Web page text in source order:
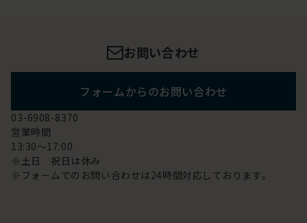
お問い合わせ
フォームからのお問い合わせ
03-6908-8370
営業時間
13:30～17:00
※土日 祝日は休み
※フォームでのお問い合わせは24時間対応しております。